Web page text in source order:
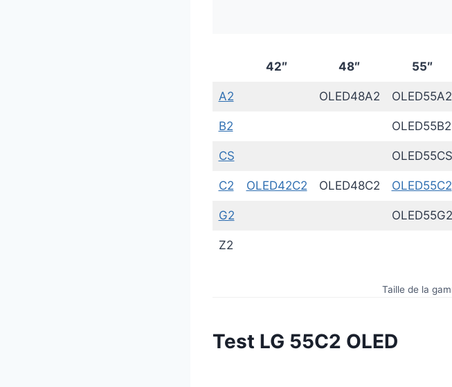
42″ 48″ 55″
A2 OLED48A2 OLED55A2
B2 OLED55B2
CS OLED55CS
C2 OLED42C2 OLED48C2 OLED55C2
G2 OLED55G2
Z2
Taille de la
Test LG 55C2 OLED